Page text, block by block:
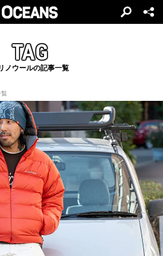
TAG
ノウールの記事一覧